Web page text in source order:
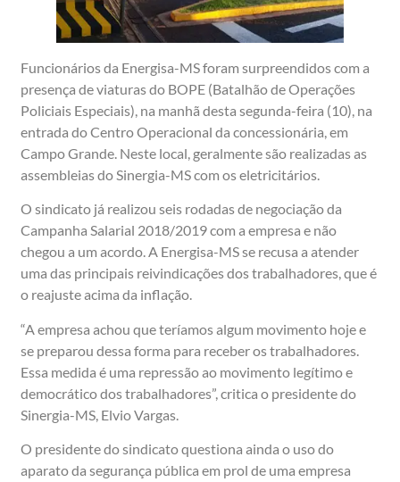
Funcionários da Energisa-MS foram surpreendidos com a
presença de viaturas do BOPE (Batalhão de Operações
Policiais Especiais), na manhã desta segunda-feira (10), na
entrada do Centro Operacional da concessionária, em
Campo Grande. Neste local, geralmente são realizadas as
assembleias do Sinergia-MS com os eletricitários.
O sindicato já realizou seis rodadas de negociação da
Campanha Salarial 2018/2019 com a empresa e não
chegou a um acordo. A Energisa-MS se recusa a atender
uma das principais reivindicações dos trabalhadores, que é
o reajuste acima da inflação.
“A empresa achou que teríamos algum movimento hoje e
se preparou dessa forma para receber os trabalhadores.
Essa medida é uma repressão ao movimento legítimo e
democrático dos trabalhadores”, critica o presidente do
Sinergia-MS, Elvio Vargas.
O presidente do sindicato questiona ainda o uso do
aparato da segurança pública em prol de uma empresa